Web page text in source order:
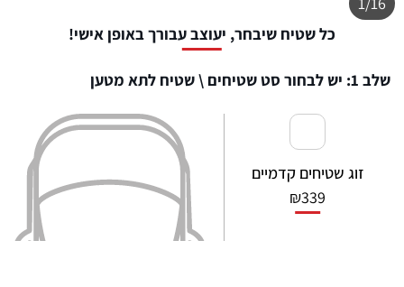
כל שטיח שיבחר, יעוצב עבורך באופן אישי!
שלב 1: יש לבחור סט שטיחים \ שטיח לתא מטען
זוג שטיחים קדמיים
₪339